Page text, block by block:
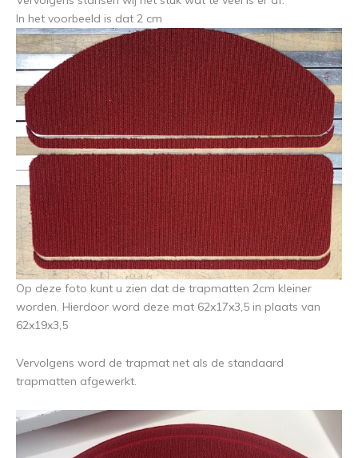
In het voorbeeld is dat 2 cm
Op deze foto kunt u zien dat de trapmatten 2cm kleiner
worden. Hierdoor word deze mat 62x17x3,5 in plaats van
62x19x3,5
Vervolgens word de trapmat net als de standaard
trapmatten afgewerkt.